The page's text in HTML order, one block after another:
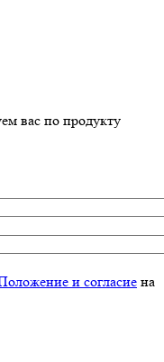
вас по продукту
и согласие на